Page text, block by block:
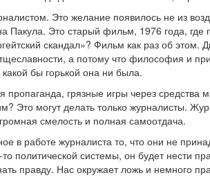
Это желание появилось не из
Пакула. Это старый фильм, 1976 года,
скандал»? Фильм как раз об
а потому что философия и
бы горькой она ни была.
пропаганда, грязные игры через
Это могут делать только журналисты.
смелость и полная самоотдача.
в работе журналиста то, что они не
то политической системы, он будет нести
правду. Нас окружает ложь и немного